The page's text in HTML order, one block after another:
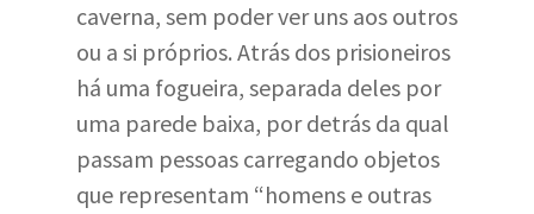
caverna, sem poder ver uns aos outros
ou a si próprios. Atrás dos prisioneiros
há uma fogueira, separada deles por
uma parede baixa, por detrás da qual
passam pessoas carregando objetos
que representam “homens e outras